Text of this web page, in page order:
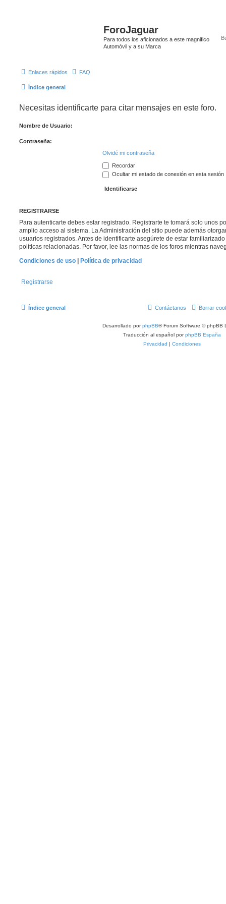
ForoJaguar
Para todos los aficionados a este magnifico
Automóvil y a su Marca
Enlaces rápidos FAQ
Índice general
Necesitas identificarte para citar mensajes en este foro.
Nombre de Usuario:
Contraseña:
Olvidé mi contraseña
Recordar
Ocultar mi estado de conexión en esta sesión
REGISTRARSE
Para autenticarte debes estar registrado. Registrarte te tomará solo unos
amplio acceso al sistema. La Administración del sitio puede además
usuarios registrados. Antes de identificarte asegúrete de estar
políticas relacionadas. Por favor, lee las normas de los foros mientras
Condiciones de uso
Política de privacidad
Registrarse
Índice general Borrar
Contáctanos
Desarrollado porphpBB® Forum Software © phpBB
Traducción al español porphpBB España
Privacidad | Condiciones